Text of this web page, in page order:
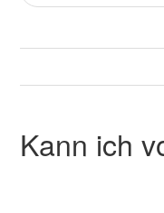
Kann ich